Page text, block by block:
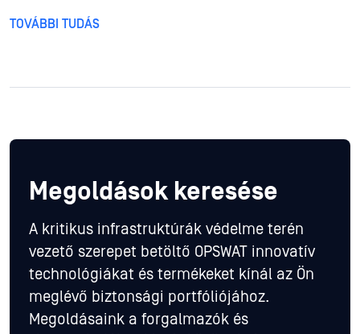
TOVÁBBI TUDÁS
Megoldások keresése
A kritikus infrastruktúrák védelme terén
vezető szerepet betöltő OPSWAT innovatív
technológiákat és termékeket kínál az Ön
meglévő biztonsági portfóliójához.
Megoldásaink a forgalmazók és